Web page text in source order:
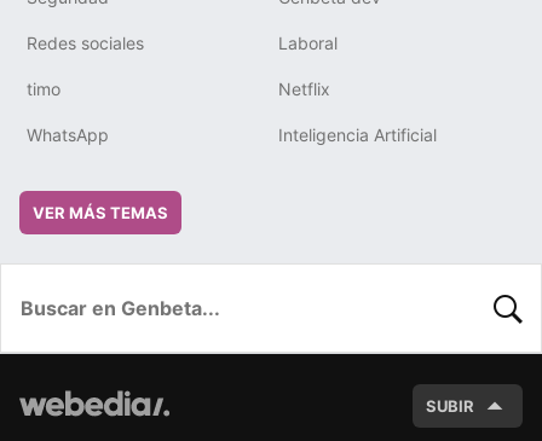
Redes sociales Laboral
timo Netflix
WhatsApp Inteligencia Artificial
VER MÁS TEMAS
SUBIR